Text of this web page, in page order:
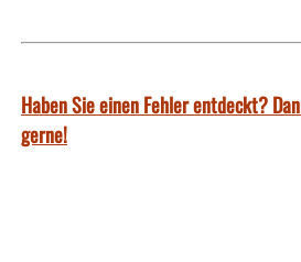
Haben Sie einen Fehler entdeckt?
gerne!